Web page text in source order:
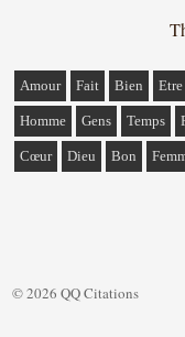
Amour Fait Bien Etre
Homme Gens Temps
Cœur Dieu Bon
© 2026 QQ Citations